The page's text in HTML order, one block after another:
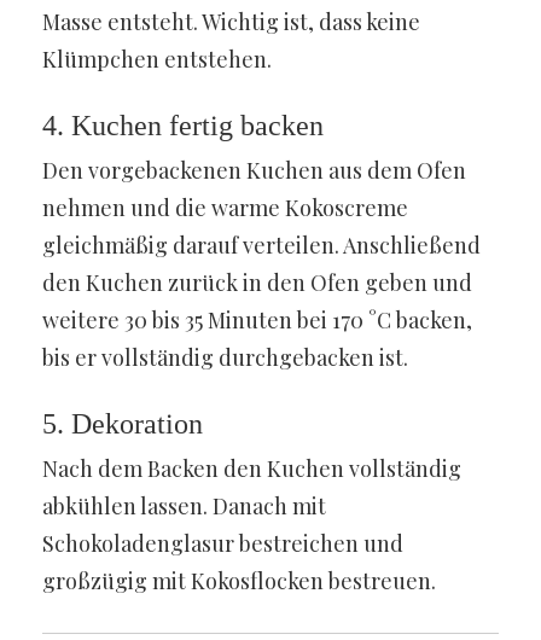
Masse entsteht. Wichtig ist, dass keine
Klümpchen entstehen.
4. Kuchen fertig backen
Den vorgebackenen Kuchen aus dem Ofen
nehmen und die warme Kokoscreme
gleichmäßig darauf verteilen. Anschließend
den Kuchen zurück in den Ofen geben und
weitere 30 bis 35 Minuten bei 170 °C backen,
bis er vollständig durchgebacken ist.
5. Dekoration
Nach dem Backen den Kuchen vollständig
abkühlen lassen. Danach mit
Schokoladenglasur bestreichen und
großzügig mit Kokosflocken bestreuen.